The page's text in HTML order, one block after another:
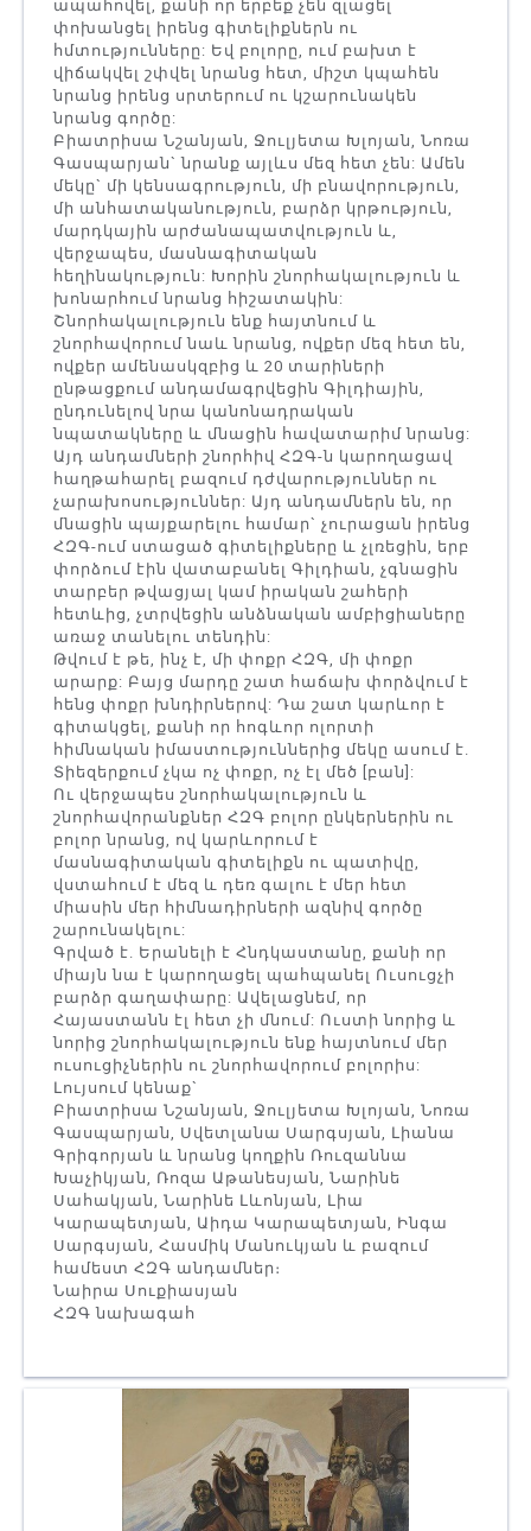
ապահովել, քանի որ երբեք չեն զլացել
փոխանցել իրենց գիտելիքներն ու
հմտությունները: Եվ բոլորը, ում բախտ է
վիճակվել շփվել նրանց հետ, միշտ կպահեն
նրանց իրենց սրտերում ու կշարունակեն
նրանց գործը:
Բիատրիսա Նշանյան, Ջուլյետա Խլոյան, Նոռա
Գասպարյան` նրանք այլևս մեզ հետ չեն: Ամեն
մեկը` մի կենսագրություն, մի բնավորություն,
մի անհատականություն, բարձր կրթություն,
մարդկային արժանապատվություն և,
վերջապես, մասնագիտական
հեղինակություն: Խորին շնորհակալություն և
խոնարհում նրանց հիշատակին:
Շնորհակալություն ենք հայտնում և
շնորհավորում նաև նրանց, ովքեր մեզ հետ են,
ովքեր ամենասկզբից և 20 տարիների
ընթացքում անդամագրվեցին Գիլդիային,
ընդունելով նրա կանոնադրական
նպատակները և մնացին հավատարիմ նրանց:
Այդ անդամների շնորհիվ ՀԶԳ-ն կարողացավ
հաղթահարել բազում դժվարություններ ու
չարախոսություններ: Այդ անդամներն են, որ
մնացին պայքարելու համար` չուրացան իրենց
ՀԶԳ-ում ստացած գիտելիքները և չլռեցին, երբ
փորձում էին վատաբանել Գիլդիան, չգնացին
տարբեր թվացյալ կամ իրական շահերի
հետևից, չտրվեցին անձնական ամբիցիաները
առաջ տանելու տենդին:
Թվում է թե, ինչ է, մի փոքր ՀԶԳ, մի փոքր
արարք: Բայց մարդը շատ հաճախ փորձվում է
հենց փոքր խնդիրներով: Դա շատ կարևոր է
գիտակցել, քանի որ հոգևոր ոլորտի
հիմնական իմաստություններից մեկը ասում է.
Տիեզերքում չկա ոչ փոքր, ոչ էլ մեծ [բան]:
Ու վերջապես շնորհակալություն և
շնորհավորանքներ ՀԶԳ բոլոր ընկերներին ու
բոլոր նրանց, ով կարևորում է
մասնագիտական գիտելիքն ու պատիվը,
վստահում է մեզ և դեռ գալու է մեր հետ
միասին մեր հիմնադիրների ազնիվ գործը
շարունակելու:
Գրված է. Երանելի է Հնդկաստանը, քանի որ
միայն նա է կարողացել պահպանել Ուսուցչի
բարձր գաղափարը: Ավելացնեմ, որ
Հայաստանն էլ հետ չի մնում: Ուստի նորից և
նորից շնորհակալություն ենք հայտնում մեր
ուսուցիչներին ու շնորհավորում բոլորիս:
Լույսում կենաք`
Բիատրիսա Նշանյան, Ջուլյետա Խլոյան, Նոռա
Գասպարյան, Սվետլանա Սարգսյան, Լիանա
Գրիգորյան և նրանց կողքին Ռուզաննա
Խաչիկյան, Ռոզա Աթանեսյան, Նարինե
Սահակյան, Նարինե Լևոնյան, Լիա
Կարապետյան, Աիդա Կարապետյան, Ինգա
Սարգսյան, Հասմիկ Մանուկյան և բազում
համեստ ՀԶԳ անդամներ։
Նաիրա Սուքիասյան
ՀԶԳ նախագահ